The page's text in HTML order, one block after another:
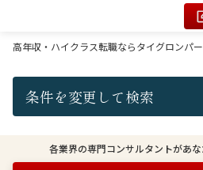
高年収・ハイクラス転職ならタイグロンパ
条件を変更して検索
各業界の専門コンサルタントがあ